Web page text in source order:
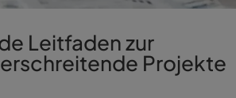
Leitfaden zur
Projekte